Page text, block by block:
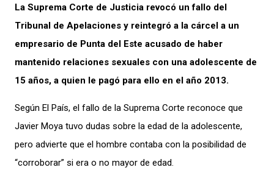
La Suprema Corte de Justicia revocó un fallo del
Tribunal de Apelaciones y reintegró a la cárcel a un
empresario de Punta del Este acusado de haber
mantenido relaciones sexuales con una adolescente de
15 años, a quien le pagó para ello en el año 2013.
Según El País, el fallo de la Suprema Corte reconoce que
Javier Moya tuvo dudas sobre la edad de la adolescente,
pero advierte que el hombre contaba con la posibilidad de
“corroborar” si era o no mayor de edad.